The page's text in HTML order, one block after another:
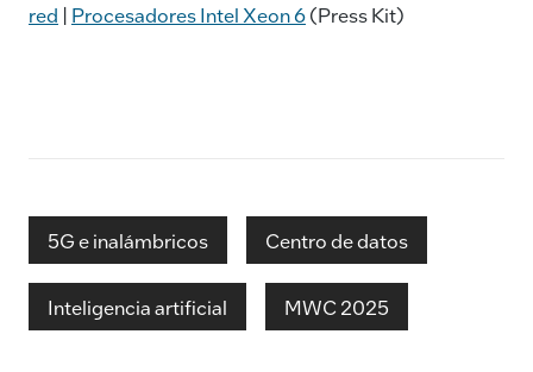
red | Procesadores Intel Xeon 6(Press Kit)
5G e inalámbricos Centro de datos
Inteligencia artificial MWC 2025